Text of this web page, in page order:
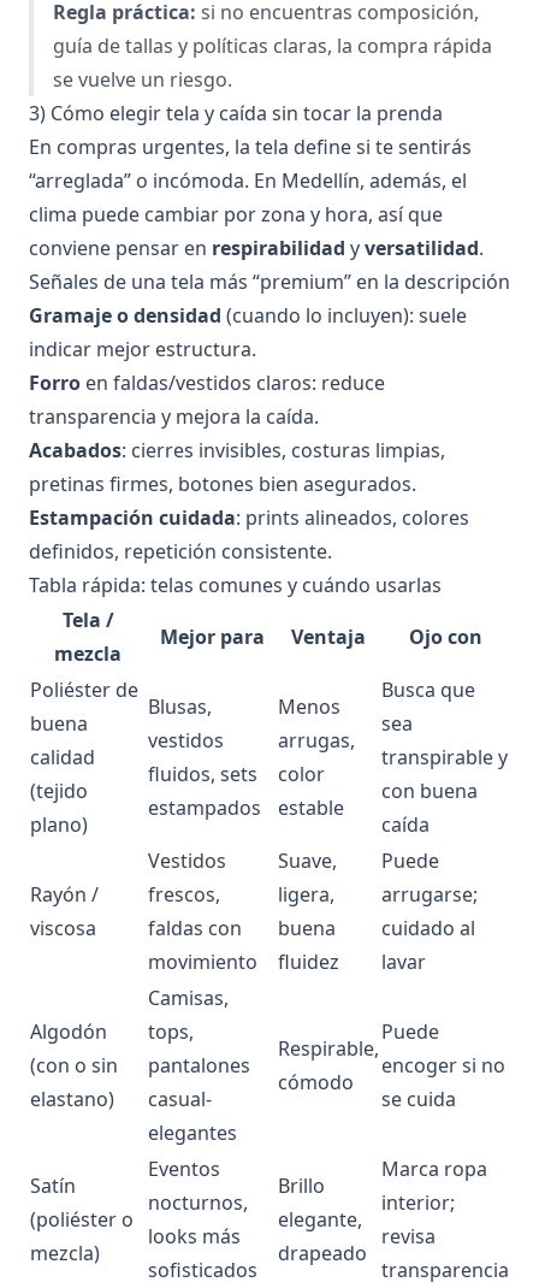
Regla práctica: si no encuentras composición,
guía de tallas y políticas claras, la compra rápida
se vuelve un riesgo.
3) Cómo elegir tela y caída sin tocar la prenda
En compras urgentes, la tela define si te sentirás
“arreglada” o incómoda. En Medellín, además, el
clima puede cambiar por zona y hora, así que
conviene pensar en respirabilidad yversatilidad.
Señales de una tela más “premium” en la descripción
Gramaje o densidad (cuando lo incluyen): suele
indicar mejor estructura.
Forro en faldas/vestidos claros: reduce
transparencia y mejora la caída.
Acabados: cierres invisibles, costuras limpias,
pretinas firmes, botones bien asegurados.
Estampación cuidada: prints alineados, colores
definidos, repetición consistente.
Tabla rápida: telas comunes y cuándo usarlas
Tela /
mezcla
Mejor para Ventaja
Ojo con
Poliéster de
buena
calidad
(tejido
plano)
Blusas,
vestidos
fluidos, sets
estampados
Menos
arrugas,
color
estable
Busca que
sea
transpirable y
con buena
caída
Rayón /
viscosa
Vestidos
frescos,
faldas con
movimiento
Suave,
ligera,
buena
fluidez
Puede
arrugarse;
cuidado al
lavar
Algodón
(con o sin
elastano)
Camisas,
tops,
pantalones
casual-
elegantes
Respirable,
cómodo
Puede
encoger si no
se cuida
Satín
(poliéster o
mezcla)
Eventos
nocturnos,
looks más
sofisticados
Brillo
elegante,
drapeado
Marca ropa
interior;
revisa
transparencia